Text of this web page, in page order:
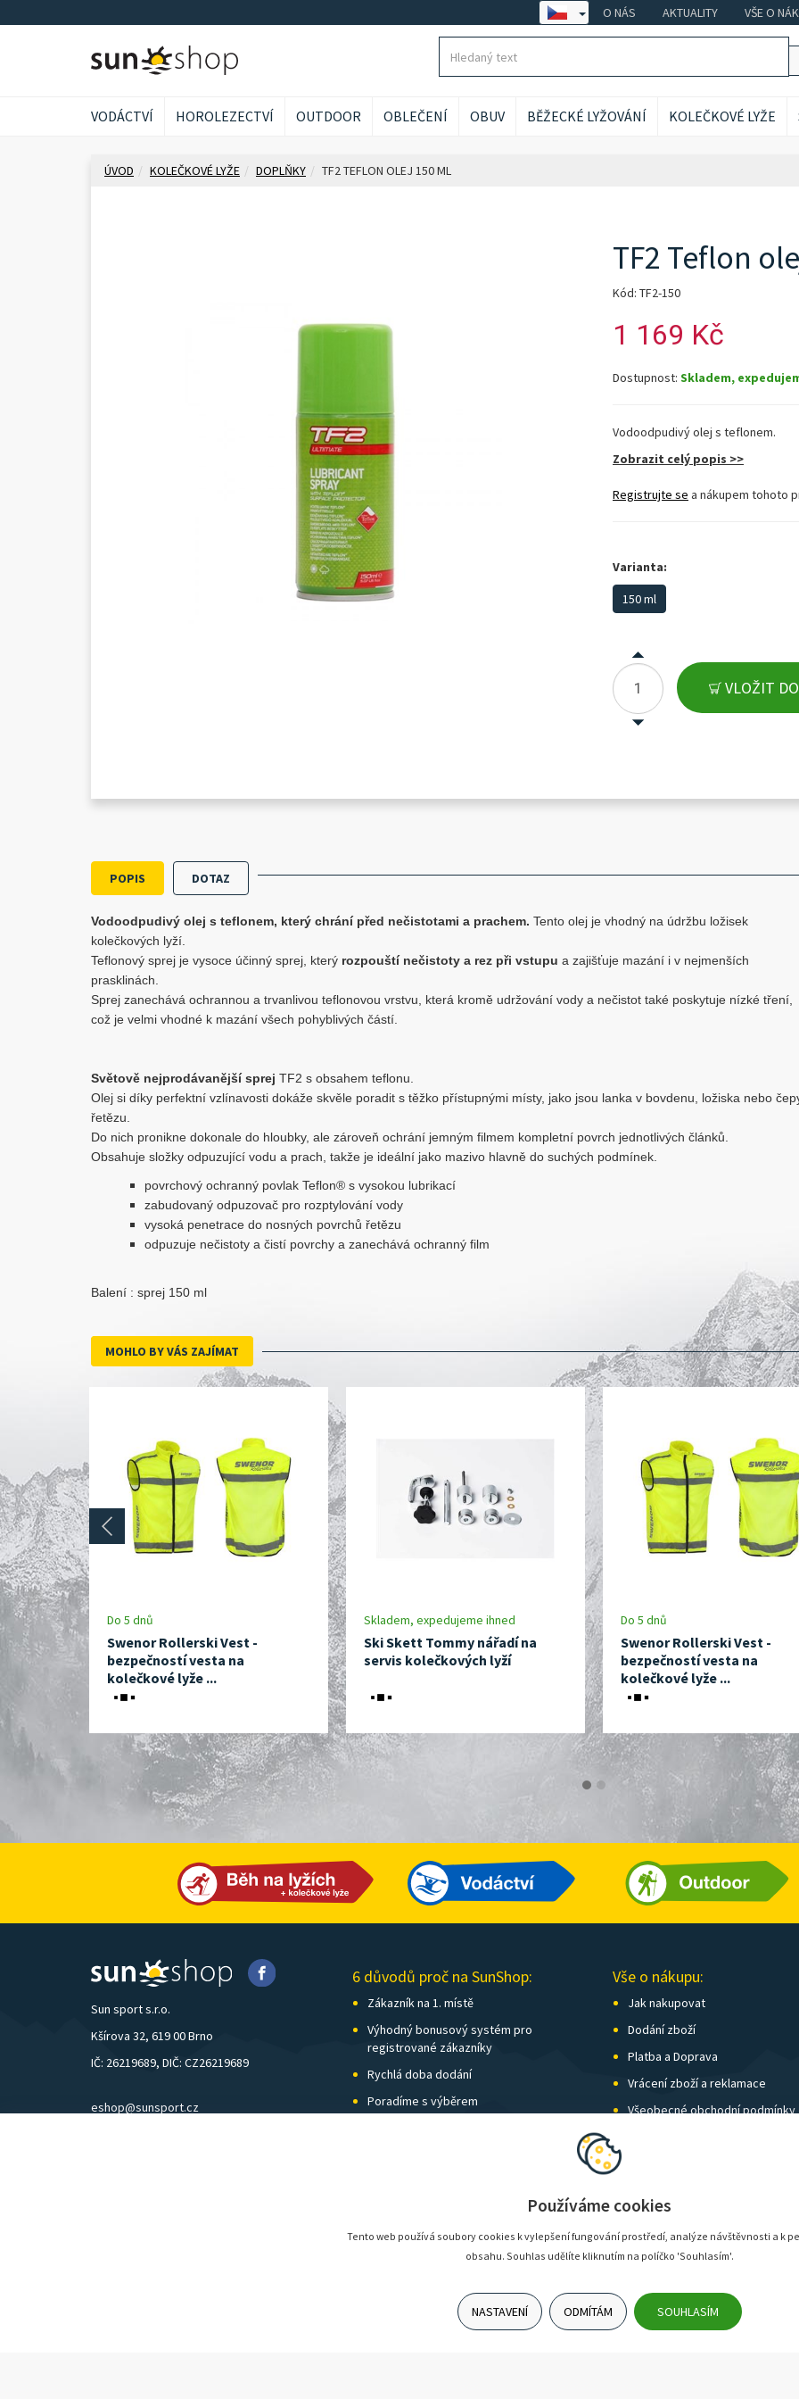
O NÁS AKTUALITY VŠE O
VODÁCTVÍ HOROLEZECTVÍ OUTDOOR OBLEČENÍ OBUV BĚŽECKÉ LYŽOVÁNÍ KOLEČKOVÉ LYŽE
ÚVOD KOLEČKOVÉ LYŽE DOPLŇKY TF2 TEFLON OLEJ 150 ML
TF2 Teflon
Kód: TF2-150
1 169 Kč
Dostupnost: Skladem,
Vodoodpudivý olej s teflonem.
Zobrazit celý popis >>
Registrujte se a nákupem tohoto
Varianta:
150 ml
VLOŽIT
POPIS DOTAZ
Vodoodpudivý olej s teflonem, který chrání před nečistotami a prachem. Tento olej je vhodný na údržbu ložisek
kolečkových lyží.
Teflonový sprej je vysoce účinný sprej, který rozpouští nečistoty a rez při vstupu a zajišťuje mazání i v nejmenších
prasklinách.
Sprej zanechává ochrannou a trvanlivou teflonovou vrstvu, která kromě udržování vody a nečistot také poskytuje nízké tření,
což je velmi vhodné k mazání všech pohyblivých částí.
Světově nejprodávanější sprej TF2 s obsahem teflonu.
Olej si díky perfektní vzlínavosti dokáže skvěle poradit s těžko přístupnými místy, jako jsou lanka v bovdenu, ložiska nebo
řetězu.
Do nich pronikne dokonale do hloubky, ale zároveň ochrání jemným filmem kompletní povrch jednotlivých článků.
Obsahuje složky odpuzující vodu a prach, takže je ideální jako mazivo hlavně do suchých podmínek.
povrchový ochranný povlak Teflon® s vysokou lubrikací
zabudovaný odpuzovač pro rozptylování vody
vysoká penetrace do nosných povrchů řetězu
odpuzuje nečistoty a čistí povrchy a zanechává ochranný film
Balení : sprej 150 ml
MOHLO BY VÁS ZAJÍMAT
Do 5 dnů
Swenor Rollerski Vest -
bezpečností vesta na
kolečkové lyže ...
Skladem, expedujeme ihned
Ski Skett Tommy nářadí na
servis kolečkových lyží
Do 5 dnů
Swenor Rollerski Vest -
bezpečností vesta na
kolečkové lyže ...
Sun sport s.r.o.
Kšírova 32, 619 00 Brno
IČ: 26219689, DIČ: CZ26219689
eshop@sunsport.cz
6 důvodů proč na SunShop:
Zákazník na 1. místě
Výhodný bonusový systém pro
registrované zákazníky
Rychlá doba dodání
Poradíme s výběrem
Vše o nákupu:
Jak nakupovat
Dodání zboží
Platba a Doprava
Vrácení zboží a reklamace
Všeobecné obchodní podmínky
Používáme cookies
Tento web používá soubory cookies k vylepšení fungování prostředí, analýze návštěvnosti a k
obsahu. Souhlas udělíte kliknutím na políčko 'Souhlasím'.
NASTAVENÍ ODMÍTÁM SOUHLASÍM